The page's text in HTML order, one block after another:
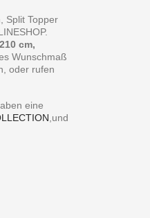
Split Topper
cm,
Wunschmaß
oder rufen
eine
,und